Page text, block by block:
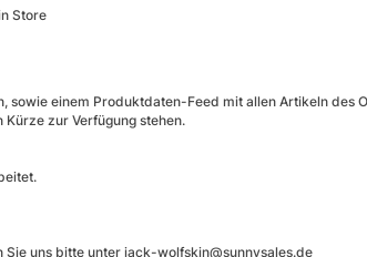
Store
einem Produktdaten-Feed mit allen Artikeln des
zur Verfügung stehen.
uns bitte unter jack-wolfskin@sunnysales.de